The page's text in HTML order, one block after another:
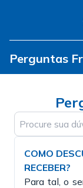
Perguntas
COMO
RECEBER?
Para tal, o